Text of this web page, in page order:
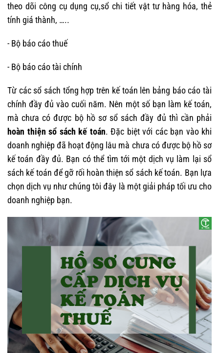
theo dõi công cụ dụng cụ,sổ chi tiết vật tư hàng hóa, thẻ
tính giá thành, …..
- Bộ báo cáo thuế
- Bộ báo cáo tài chính
Từ các sổ sách tổng hợp trên kế toán lên bảng báo cáo tài
chính đầy đủ vào cuối năm. Nên một số bạn làm kế toán,
mà chưa có được bộ hồ sơ sổ sách đầy đủ thì cần phải
hoàn thiện sổ sách kế toán. Đặc biệt với các bạn vào khi
doanh nghiệp đã hoạt động lâu mà chưa có được bộ hồ sơ
kế toán đầy đủ. Bạn có thể tìm tới một dịch vụ làm lại sổ
sách kế toán để gỡ rối hoàn thiện sổ sách kế toán. Bạn lựa
chọn dịch vụ như chúng tôi đây là một giải pháp tối ưu cho
doanh nghiệp bạn.